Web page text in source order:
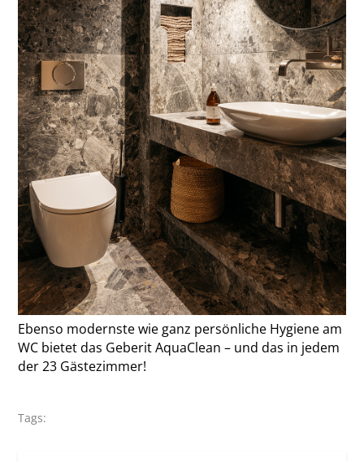
Ebenso modernste wie ganz persönliche Hygiene am
WC bietet das Geberit AquaClean – und das in jedem
der 23 Gästezimmer!
Tags: